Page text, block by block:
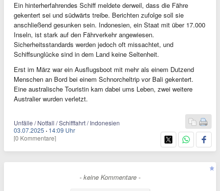
Ein hinterherfahrendes Schiff meldete derweil, dass die Fähre
gekentert sei und südwärts treibe. Berichten zufolge soll sie
anschließend gesunken sein. Indonesien, ein Staat mit über 17.000
Inseln, ist stark auf den Fährverkehr angewiesen.
Sicherheitsstandards werden jedoch oft missachtet, und
Schiffsunglücke sind in dem Land keine Seltenheit.
Erst im März war ein Ausflugsboot mit mehr als einem Dutzend
Menschen an Bord bei einem Schnorcheltrip vor Bali gekentert.
Eine australische Touristin kam dabei ums Leben, zwei weitere
Australier wurden verletzt.
Unfälle / Notfall / Schifffahrt / Indonesien
03.07.2025 · 14:09 Uhr
[0 Kommentare]
- keine Kommentare -